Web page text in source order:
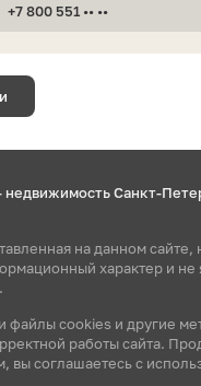
+7 800 551 •• ••
недвижимость Санкт-
на данном сайте,
характер и не
файлы cookies и другие
работы сайта.
вы соглашаетесь с